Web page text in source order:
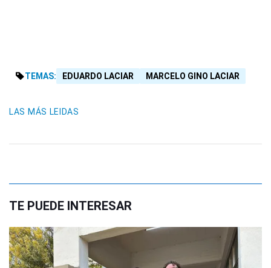
TEMAS: EDUARDO LACIAR MARCELO GINO LACIAR
LAS MÁS LEIDAS
TE PUEDE INTERESAR